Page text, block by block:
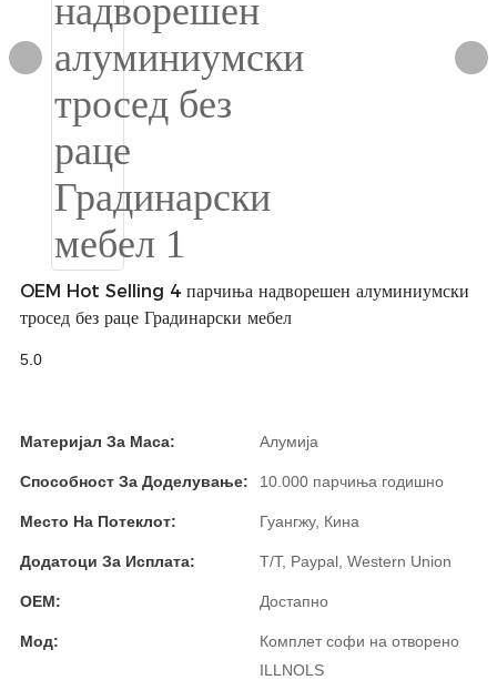
ภาษาไทย
ქართველი
Xhosa
Latin
Hausa
Română
OEM Hot Selling 4 парчиња надворешен алуминиумски
тросед без раце Градинарски мебел
5.0
Материјал За Маса: Алумија
Способност За Доделување: 10.000 парчиња годишно
Место На Потеклот: Гуангжу, Кина
Додатоци За Исплата: T/T, Paypal, Western Union
OEM: Достапно
Мод:
Комплет софи на отворено
ILLNOLS